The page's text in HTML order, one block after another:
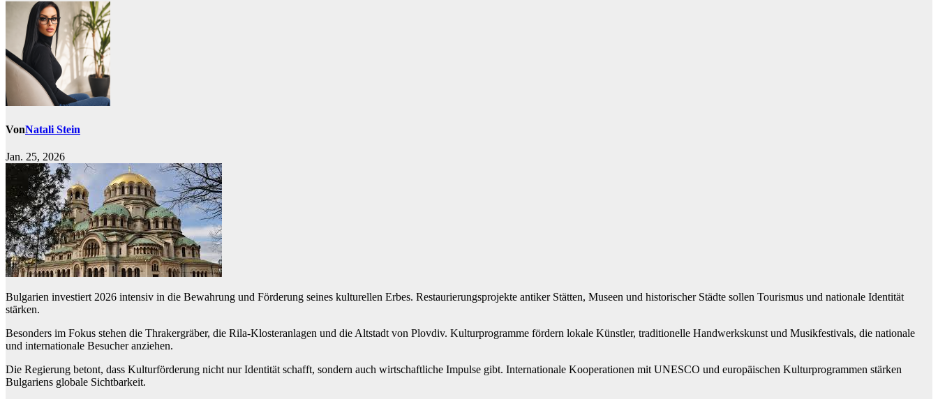
VonNatali Stein
Jan. 25, 2026
Bulgarien investiert 2026 intensiv in die Bewahrung und Förderung seines kulturellen Erbes. Restaurierungsprojekte antiker Stätten, Museen und historischer Städte sollen Tourismus und nationale Identität
stärken.
Besonders im Fokus stehen die Thrakergräber, die Rila-Klosteranlagen und die Altstadt von Plovdiv. Kulturprogramme fördern lokale Künstler, traditionelle Handwerkskunst und Musikfestivals, die nationale
und internationale Besucher anziehen.
Die Regierung betont, dass Kulturförderung nicht nur Identität schafft, sondern auch wirtschaftliche Impulse gibt. Internationale Kooperationen mit UNESCO und europäischen Kulturprogrammen stärken
Bulgariens globale Sichtbarkeit.